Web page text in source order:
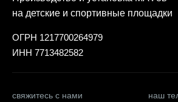
на детские и спортивные площадки
ОГРН 1217700264979
ИНН 7713482582
свяжитесь с нами наш